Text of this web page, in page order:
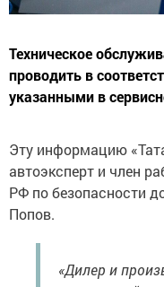
Техническое
проводить в
указанными в
Эту информацию
автоэксперт и член
РФ по безопасности
Попов.
«Дилер и